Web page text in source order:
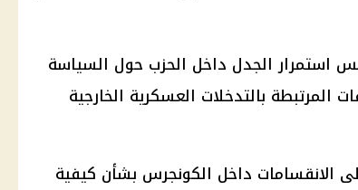
استمرار الجدل داخل الحزب حول السياسة
المرتبطة بالتدخلات العسكرية الخارجية
الانقسامات داخل الكونجرس بشأن كيفية